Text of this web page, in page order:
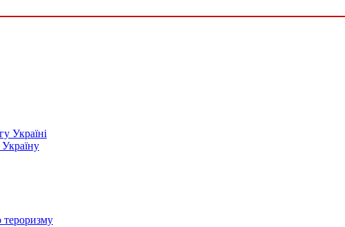
Україні
тероризму